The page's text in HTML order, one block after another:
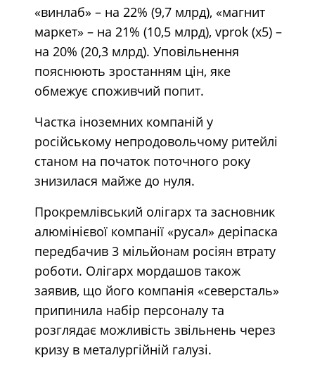
«винлаб» – на 22% (9,7 млрд), «магнит
маркет» – на 21% (10,5 млрд), vprok (х5) –
на 20% (20,3 млрд). Уповільнення
пояснюють зростанням цін, яке
обмежує споживчий попит.
Частка іноземних компаній у
російському непродовольчому ритейлі
станом на початок поточного року
знизилася майже до нуля.
Прокремлівський олігарх та засновник
алюмінієвої компанії «русал» деріпаска
передбачив 3 мільйонам росіян втрату
роботи. Олігарх мордашов також
заявив, що його компанія «северсталь»
припинила набір персоналу та
розглядає можливість звільнень через
кризу в металургійній галузі.